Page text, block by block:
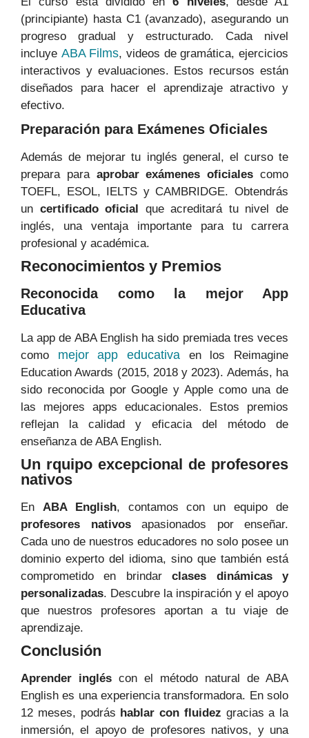
(principiante) hasta C1 (avanzado), asegurando un
progreso gradual y estructurado. Cada nivel
incluye ABA Films, videos de gramática, ejercicios
interactivos y evaluaciones. Estos recursos están
diseñados para hacer el aprendizaje atractivo y
efectivo.
Preparación para Exámenes Oficiales
Además de mejorar tu inglés general, el curso te
prepara para aprobar exámenes oficiales como
TOEFL, ESOL, IELTS y CAMBRIDGE. Obtendrás
un certificado oficial que acreditará tu nivel de
inglés, una ventaja importante para tu carrera
profesional y académica.
Reconocimientos y Premios
Reconocida como la mejor App
Educativa
La app de ABA English ha sido premiada tres veces
como mejor app educativa en los Reimagine
Education Awards (2015, 2018 y 2023). Además, ha
sido reconocida por Google y Apple como una de
las mejores apps educacionales. Estos premios
reflejan la calidad y eficacia del método de
enseñanza de ABA English.
Un rquipo excepcional de profesores
nativos
En ABA English, contamos con un equipo de
profesores nativosapasionados por enseñar.
Cada uno de nuestros educadores no solo posee un
dominio experto del idioma, sino que también está
comprometido en brindarclases dinámicas y
personalizadas. Descubre la inspiración y el apoyo
que nuestros profesores aportan a tu viaje de
aprendizaje.
Conclusión
Aprender inglés con el método natural de ABA
English es una experiencia transformadora. En solo
12 meses, podrás hablar con fluidez gracias a la
inmersión, el apoyo de profesores nativos, y una